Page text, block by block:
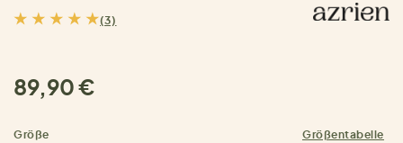
(3)
89,90 €
Größe Größentabelle